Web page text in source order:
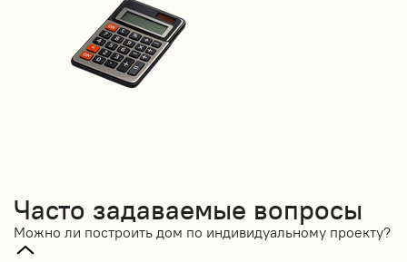
Часто задаваемые вопросы
Можно ли построить дом по индивидуальному проекту?